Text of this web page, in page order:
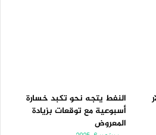
النفط يتجه نحو تكبد خسارة
أسبوعية مع توقعات بزيادة
المعروض